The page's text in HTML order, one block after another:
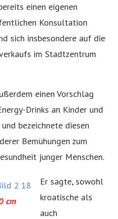
einen eigenen
Konsultation
sich insbesondere auf die
im Stadtzentrum
einen Vorschlag
Drinks an Kinder und
bezeichnete diesen
Bemühungen zum
junger Menschen.
cm
Er sagte, sowohl
kroatische als
auch